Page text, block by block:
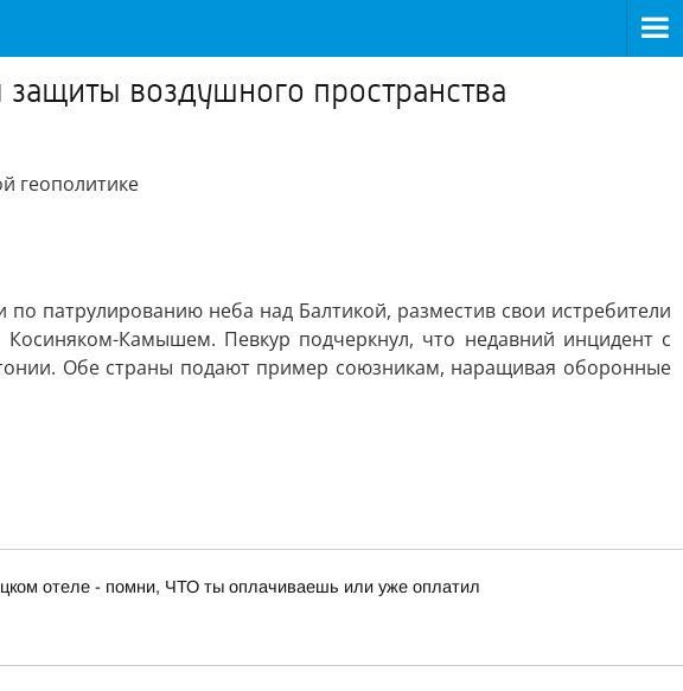
воздушного пространства
геополитике
патрулированию неба над Балтикой, разместив свои истребители
Камышем. Певкур подчеркнул, что недавний инцидент с
Обе страны подают пример союзникам, наращивая оборонные
отеле - помни, ЧТО ты оплачиваешь или уже оплатил